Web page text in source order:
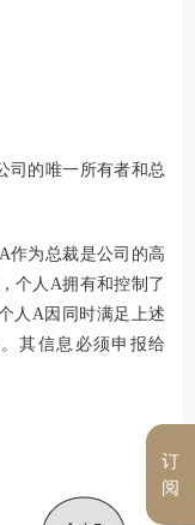
司的唯一所有者和总
作为总裁是公司的高
个人A拥有和控制了
人A因同时满足上述
其信息必须申报给
订
阅